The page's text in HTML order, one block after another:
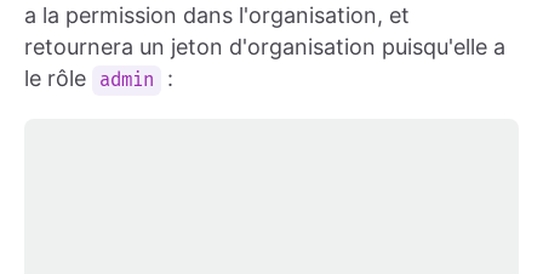
a la permission dans l'organisation, et
retournera un jeton d'organisation puisqu'elle a
le rôle
admin :